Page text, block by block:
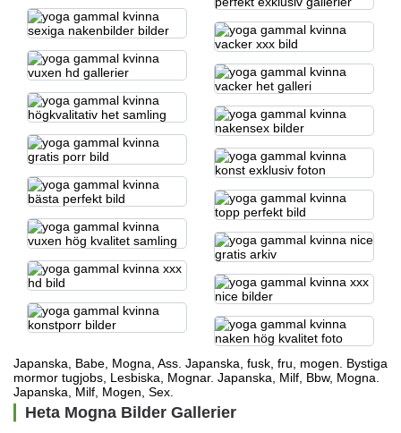
Japanska, Babe, Mogna, Ass. Japanska, fusk, fru, mogen. Bystiga
mormor tugjobs, Lesbiska, Mognar. Japanska, Milf, Bbw, Mogna.
Japanska, Milf, Mogen, Sex.
Heta Mogna Bilder Gallerier